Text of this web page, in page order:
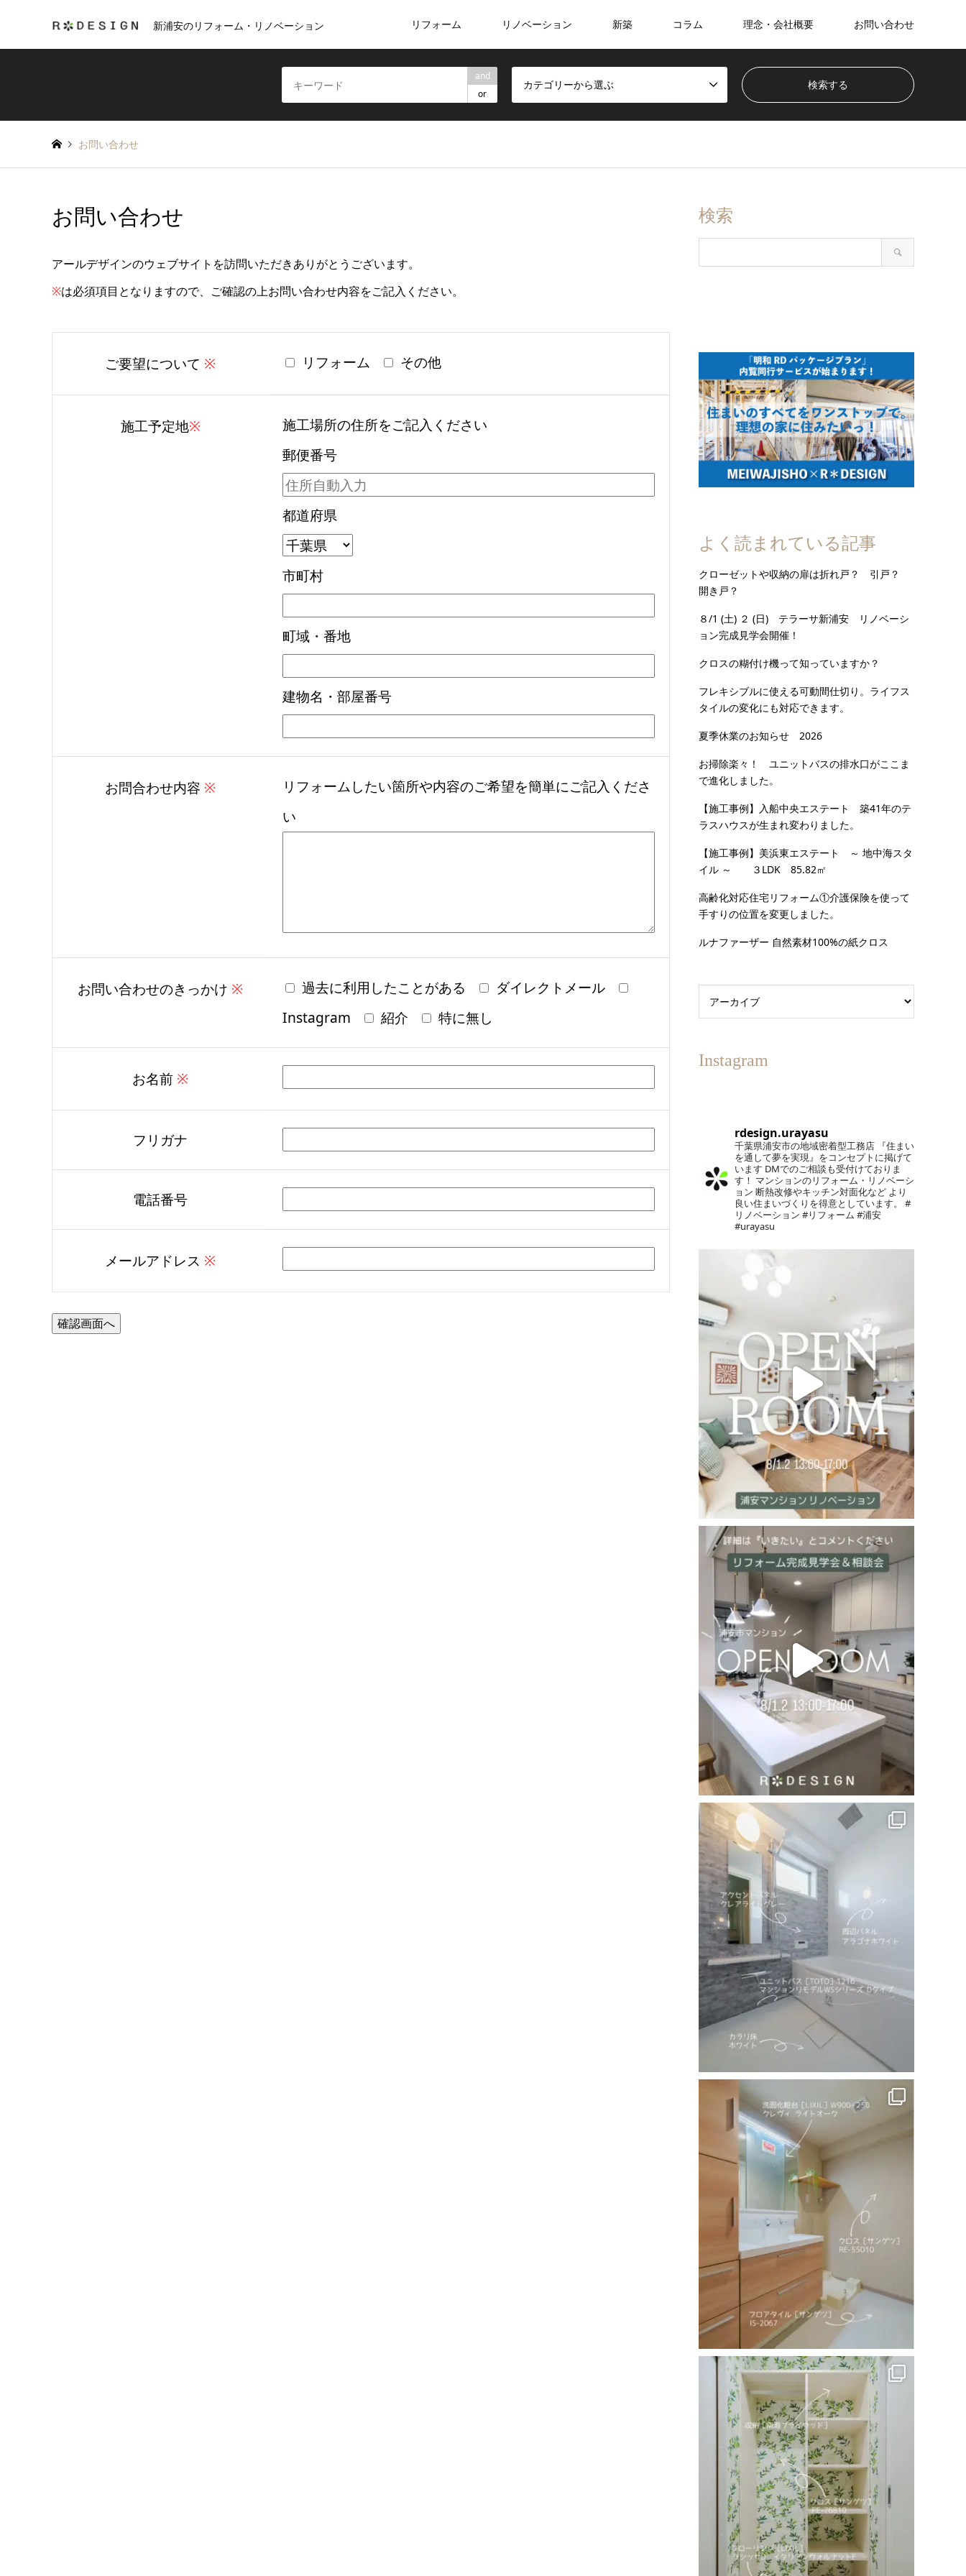
新浦安のリフォーム・リノベーション リフォーム リノベーション 新築 コラム 理念・会社概要 お問い合わせ
and
or
カテゴリーから選ぶ
お問い合わせ
お問い合わせ
アールデザインのウェブサイトを訪問いただきありがとうございます。
※は必須項目となりますので、ご確認の上お問い合わせ内容をご記入ください。
ご要望について ※ リフォーム その他
施工予定地※
施工場所の住所をご記入ください
郵便番号
都道府県
市町村
町域・番地
建物名・部屋番号
お問合わせ内容 ※
リフォームしたい箇所や内容のご希望を簡単にご記入くださ
い
お問い合わせのきっかけ ※ 過去に利用したことがある
ダイレクトメール
Instagram
紹介 特に無し
お名前 ※
フリガナ
電話番号
メールアドレス ※
検索
よく読まれている記事
クローゼットや収納の扉は折れ戸？ 引戸？
開き戸？
８/1 (土) ２ (日) テラーサ新浦安 リノベーシ
ョン完成見学会開催！
クロスの糊付け機って知っていますか？
フレキシブルに使える可動間仕切り。ライフス
タイルの変化にも対応できます。
夏季休業のお知らせ 2026
お掃除楽々！ ユニットバスの排水口がここま
で進化しました。
【施工事例】入船中央エステート 築41年のテ
ラスハウスが生まれ変わりました。
【施工事例】美浜東エステート ～ 地中海スタ
イル ～ ３LDK 85.82㎡
高齢化対応住宅リフォーム①介護保険を使って
手すりの位置を変更しました。
ルナファーザー 自然素材100%の紙クロス
Instagram
rdesign.urayasu
千葉県浦安市の地域密着型工務店 『住まい
を通して夢を実現』をコンセプトに掲げて
います DMでのご相談も受付けておりま
す！ マンションのリフォーム・リノベーシ
ョン 断熱改修やキッチン対面化など より
良い住まいづくりを得意としています。
#
リノベーション #リフォーム #浦安
#urayasu